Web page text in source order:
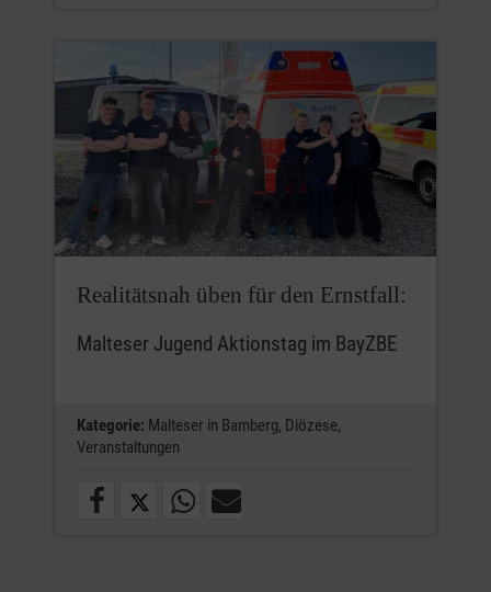
Realitätsnah üben für den Ernstfall:
Malteser Jugend Aktionstag im BayZBE
Kategorie: Malteser in Bamberg, Diözese,
Veranstaltungen